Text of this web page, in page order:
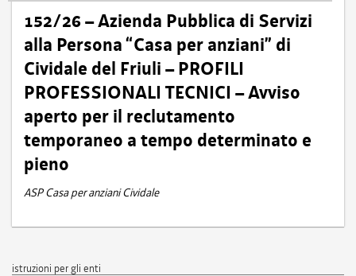
152/26 – Azienda Pubblica di Servizi
alla Persona “Casa per anziani” di
Cividale del Friuli – PROFILI
PROFESSIONALI TECNICI – Avviso
aperto per il reclutamento
temporaneo a tempo determinato e
pieno
ASP Casa per anziani Cividale
istruzioni per gli enti